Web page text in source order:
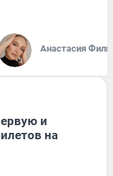
Анастасия
и
на